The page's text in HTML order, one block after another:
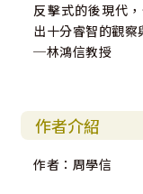
反擊式的後現代
出十分睿智的觀察
─林鴻信教授
作者介紹
作者：周學信